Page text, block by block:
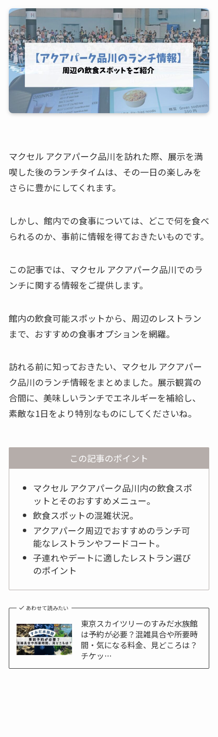
マクセル アクアパーク品川を訪れた際、展示を満
喫した後のランチタイムは、その一日の楽しみを
さらに豊かにしてくれます。
しかし、館内での食事については、どこで何を食べ
られるのか、事前に情報を得ておきたいものです。
この記事では、マクセル アクアパーク品川でのラ
ンチに関する情報をご提供します。
館内の飲食可能スポットから、周辺のレストラン
まで、おすすめの食事オプションを網羅。
訪れる前に知っておきたい、マクセル アクアパー
ク品川のランチ情報をまとめました。展示観賞の
合間に、美味しいランチでエネルギーを補給し、
素敵な1日をより特別なものにしてくださいね。
この記事のポイント
マクセル アクアパーク品川内の飲食スポ
ットとそのおすすめメニュー。
飲食スポットの混雑状況。
アクアパーク周辺でおすすめのランチ可
能なレストランやフードコート。
子連れやデートに適したレストラン選び
のポイント
あわせて読みたい
東京スカイツリーのすみだ水族館
は予約が必要？混雑具合や所要時
間・気になる料金、見どころは？
チケッ…